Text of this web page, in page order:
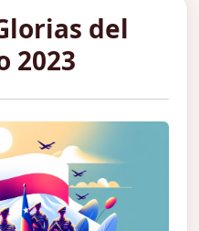
del
2023